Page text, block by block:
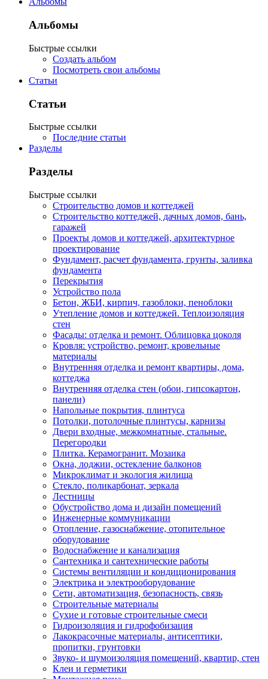
Альбомы
Быстрые ссылки
Создать альбом
Посмотреть свои альбомы
Статьи
Статьи
Быстрые ссылки
Последние статьи
Разделы
Разделы
Быстрые ссылки
Строительство домов и коттеджей
Строительство коттеджей, дачных домов, бань,
гаражей
Проекты домов и коттеджей, архитектурное
проектирование
Фундамент, расчет фундамента, грунты, заливка
фундамента
Перекрытия
Устройство пола
Бетон, ЖБИ, кирпич, газоблоки, пеноблоки
Утепление домов и коттеджей. Теплоизоляция
стен
Фасады: отделка и ремонт. Облицовка цоколя
Кровля: устройство, ремонт, кровельные
материалы
Внутренняя отделка и ремонт квартиры, дома,
коттеджа
Внутренняя отделка стен (обои, гипсокартон,
панели)
Напольные покрытия, плинтуса
Потолки, потолочные плинтусы, карнизы
Двери входные, межкомнатные, стальные.
Перегородки
Плитка. Керамогранит. Мозаика
Окна, лоджии, остекление балконов
Микроклимат и экология жилища
Стекло, поликарбонат, зеркала
Лестницы
Обустройство дома и дизайн помещений
Инженерные коммуникации
Отопление, газоснабжение, отопительное
оборудование
Водоснабжение и канализация
Сантехника и сантехнические работы
Системы вентиляции и кондиционирования
Электрика и электрооборудование
Сети, автоматизация, безопасность, связь
Строительные материалы
Сухие и готовые строительные смеси
Гидроизоляция и гидрофобизация
Лакокрасочные материалы, антисептики,
пропитки, грунтовки
Звуко- и шумоизоляция помещений, квартир, стен
Клеи и герметики